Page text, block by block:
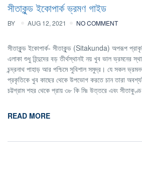
সীতাকুন্ড ইকোপার্ক ভ্রমণ গাইড
BY AUG 12, 2021 NO COMMENT
সীতাকুন্ড ইকোপার্ক- সীতাকুন্ড (Sitakunda) অপরূপ
এলাকা শুধু হিন্দুদের বড় তীর্থস্থানই নয় খুব ভাল ভ্রমনের
চন্দ্রনাথ পাহাড় আর পশ্চিমে সুবিশাল সমুদ্র। যে সকল
প্রকৃতিকে খুব কাছের থেকে উপভোগ করতে চান তারা
চট্টগ্রাম শহর থেকে প্রায় ৩৮ কি মিঃ উত্তরে এবং
READ MORE